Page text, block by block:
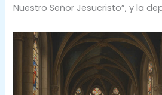
Nuestro Señor Jesucristo”, y la